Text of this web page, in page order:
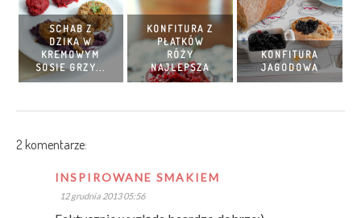
SCHAB Z
DZIKA W
KREMOWYM
SOSIE GRZY...
KONFITURA Z
PŁATKÓW
RÓŻY
NAJLEPSZA
KONFITURA
JAGODOWA
2 komentarze:
INSPIROWANE SMAKIEM
12 grudnia 2013 05:56